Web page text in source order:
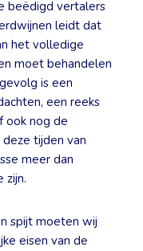
beëdigd vertalers
leidt dat
het volledige
moet behandelen
is een
een reeks
ook nog de
tijden van
meer dan
zijn.
spijt moeten wij
eisen van de